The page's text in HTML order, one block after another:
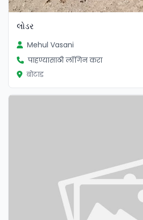
લોડર
Mehul Vasani
पाहण्यासाठी लॉगिन करा
बोटाड